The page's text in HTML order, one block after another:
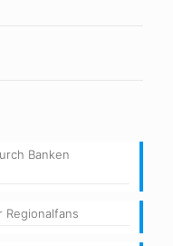
Banken
Regionalfans